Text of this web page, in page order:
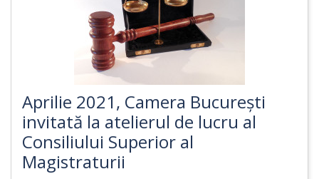
Aprilie 2021, Camera București
invitată la atelierul de lucru al
Consiliului Superior al
Magistraturii